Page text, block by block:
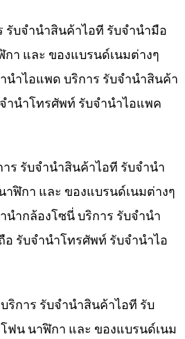
รับจำนำสินค้าไอที รับจำนำมือ
า และ ของแบรนด์เนมต่างๆ
นำไอแพด บริการ รับจำนำสินค้า
ำนำโทรศัพท์ รับจำนำไอแพค
ร รับจำนำสินค้าไอที รับจำนำ
ฬิกา และ ของแบรนด์เนมต่างๆ
นำกล้องโซนี่ บริการ รับจำนำ
รับจำนำโทรศัพท์ รับจำนำไอ
ริการ รับจำนำสินค้าไอที รับ
ฟน นาฬิกา และ ของแบรนด์เนม